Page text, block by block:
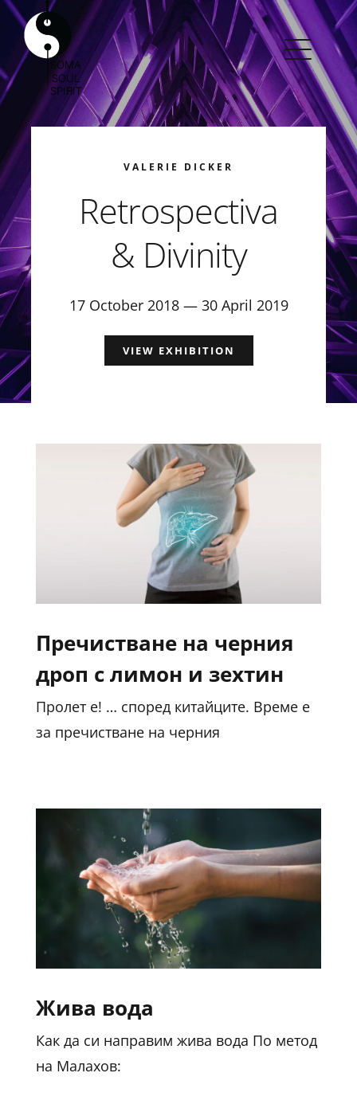
Skip
content
VALERIE DICKER
Retrospectiva
& Divinity
17 October 2018 — 30 April 2019
VIEW EXHIBITION
Пречистване на черния
дроп с лимон и зехтин
Пролет е! … според китайците. Време е
за пречистване на черния
Жива вода
Как да си направим жива вода По метод
на Малахов: